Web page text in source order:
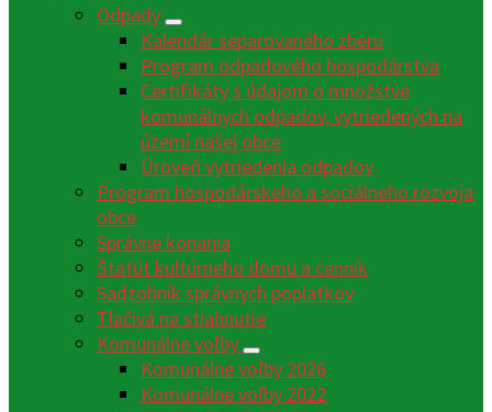
Odpady
Kalendár separovaného zberu
Program odpadového hospodárstva
Certifikáty s údajom o množstve
komunálnych odpadov, vytriedených na
území našej obce
Úroveň vytriedenia odpadov
Program hospodárskeho a sociálneho rozvoja
obce
Správne konania
Štatút kultúrneho domu a cenník
Sadzobník správnych poplatkov
Tlačivá na stiahnutie
Komunálne voľby
Komunálne voľby 2026
Komunálne voľby 2022